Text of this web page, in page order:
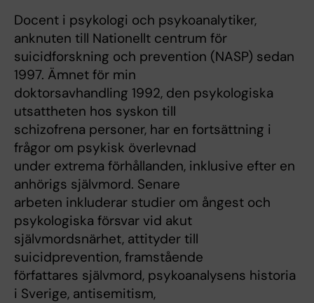
Docent i psykologi och psykoanalytiker,
anknuten till Nationellt centrum för
suicidforskning och prevention (NASP) sedan
1997. Ämnet för min
doktorsavhandling 1992, den psykologiska
utsattheten hos syskon till
schizofrena personer, har en fortsättning i
frågor om psykisk överlevnad
under extrema förhållanden, inklusive efter en
anhörigs självmord. Senare
arbeten inkluderar studier om ångest och
psykologiska försvar vid akut
självmordsnärhet, attityder till
suicidprevention, framstående
författares självmord, psykoanalysens historia
i Sverige, antisemitism,